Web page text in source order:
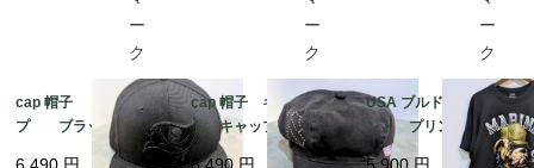
cap 帽子 キャッ
プ ブラック NEW
ERA ニューエラ 58,7
6,490 円
cap 帽子 キャスケッ
ト キャップ ピン
ク ブラック バイカ
6,490 円
USA ブルドッグ フロ
ント プリントデザイ
ン XLサイズ ブラッ
5,900 円